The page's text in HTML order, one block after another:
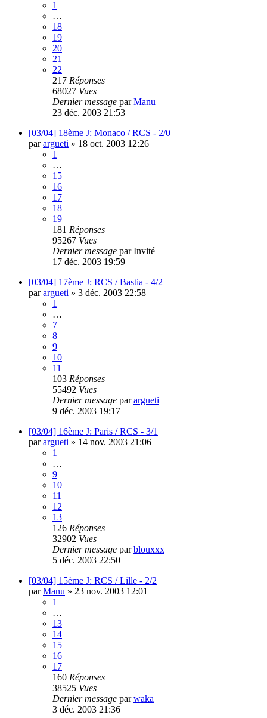
1
…
18
19
20
21
22
217 Réponses
68027 Vues
Dernier message parManu
23 déc. 2003 21:53
[03/04] 18ème J: Monaco / RCS - 2/0
parargueti » 18 oct. 2003 12:26
1
…
15
16
17
18
19
181 Réponses
95267 Vues
Dernier message parInvité
17 déc. 2003 19:59
[03/04] 17ème J: RCS / Bastia - 4/2
parargueti » 3 déc. 2003 22:58
1
…
7
8
9
10
11
103 Réponses
55492 Vues
Dernier message parargueti
9 déc. 2003 19:17
[03/04] 16ème J: Paris / RCS - 3/1
parargueti » 14 nov. 2003 21:06
1
…
9
10
11
12
13
126 Réponses
32902 Vues
Dernier message parblouxxx
5 déc. 2003 22:50
[03/04] 15ème J: RCS / Lille - 2/2
parManu » 23 nov. 2003 12:01
1
…
13
14
15
16
17
160 Réponses
38525 Vues
Dernier message parwaka
3 déc. 2003 21:36